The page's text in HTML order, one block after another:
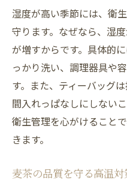
湿度が高い季節には、衛
守ります。なぜなら、湿
が増すからです。具体的
っかり洗い、調理器具や
す。また、ティーバッグ
間入れっぱなしにしない
衛生管理を心がけること
きます。
麦茶の品質を守る高温